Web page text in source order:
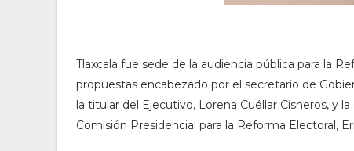
Tlaxcala fue sede de la audiencia pública para la
propuestas encabezado por el secretario de
la titular del Ejecutivo, Lorena Cuéllar Cisneros, y
Comisión Presidencial para la Reforma Electoral,